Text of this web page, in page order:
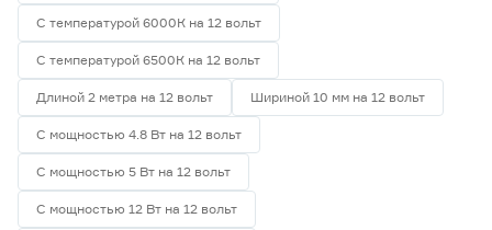
С температурой 6000К на 12 вольт
С температурой 6500К на 12 вольт
Длиной 2 метра на 12 вольт Шириной 10 мм на 12 вольт
С мощностью 4.8 Вт на 12 вольт
С мощностью 5 Вт на 12 вольт
С мощностью 12 Вт на 12 вольт